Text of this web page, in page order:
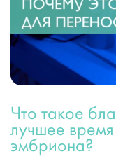
Что такое
лучшее
эмбриона?